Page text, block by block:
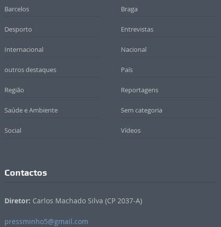
Barcelos Braga
Desporto Entrevistas
Internacional Nacional
outros destaques País
Região Reportagens
Saúde e Ambiente Sem categoria
Social Vídeos
Contactos
Diretor: Carlos Machado Silva (CP 2037-A)
pressminho5@gmail.com